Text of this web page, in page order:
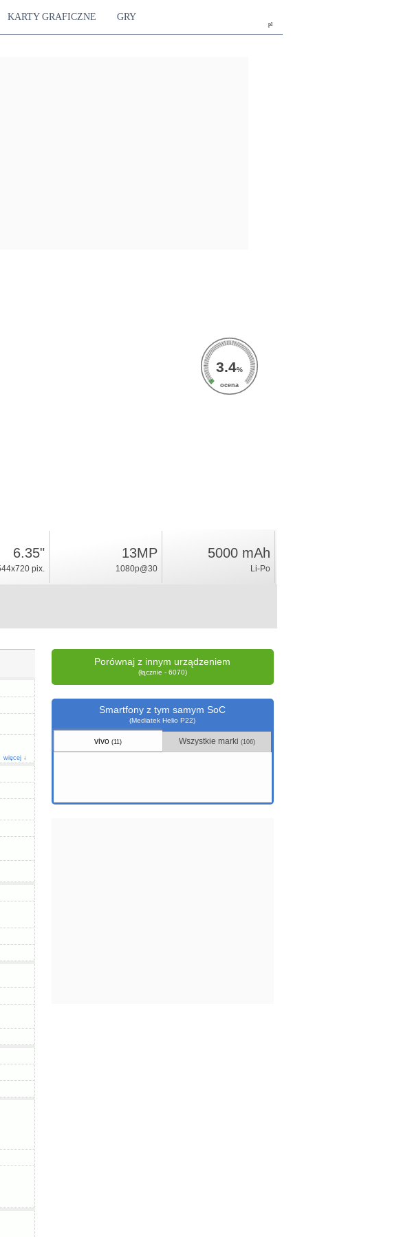
pl
KARTY GRAFICZNE GRY
3.4%
ocena
6.35"
pix.
13MP
1080p@30
5000 mAh
Li-Po
więcej ↓
Porównaj z innym urządzeniem
(łącznie - 6070)
Smartfony z tym samym SoC
(Mediatek Helio P22)
vivo(11) Wszystkie marki (106)